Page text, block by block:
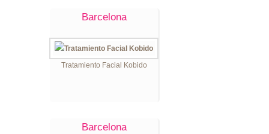
Barcelona
Tratamiento Facial Kobido
Barcelona